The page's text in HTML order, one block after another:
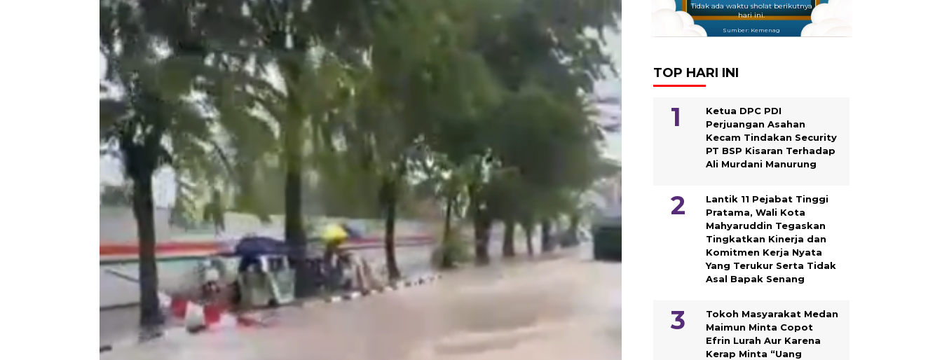
Tidak ada waktu sholat berikutnya
hari ini.
Sumber: Kemenag
TOP HARI INI
Ketua DPC PDI
Perjuangan Asahan
Kecam Tindakan Security
PT BSP Kisaran Terhadap
Ali Murdani Manurung
Lantik 11 Pejabat Tinggi
Pratama, Wali Kota
Mahyaruddin Tegaskan
Tingkatkan Kinerja dan
Komitmen Kerja Nyata
Yang Terukur Serta Tidak
Asal Bapak Senang
Tokoh Masyarakat Medan
Maimun Minta Copot
Efrin Lurah Aur Karena
Kerap Minta “Uang